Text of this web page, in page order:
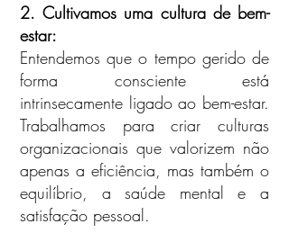
2. Cultivamos uma cultura de bem-
estar:
Entendemos que o tempo gerido de
forma consciente está
intrinsecamente ligado ao bem-estar.
Trabalhamos para criar culturas
organizacionais que valorizem não
apenas a eficiência, mas também o
equilíbrio, a saúde mental e a
satisfação pessoal.